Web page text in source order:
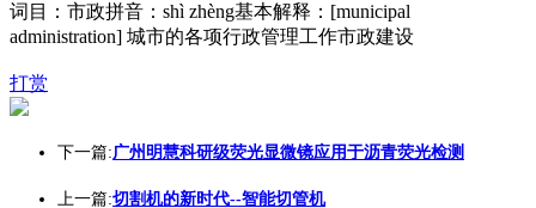
词目：市政拼音：shì zhèng基本解释：[municipal
administration] 城市的各项行政管理工作市政建设
打赏
下一篇:广州明慧科研级荧光显微镜应用于沥青荧光检测
上一篇:切割机的新时代--智能切管机